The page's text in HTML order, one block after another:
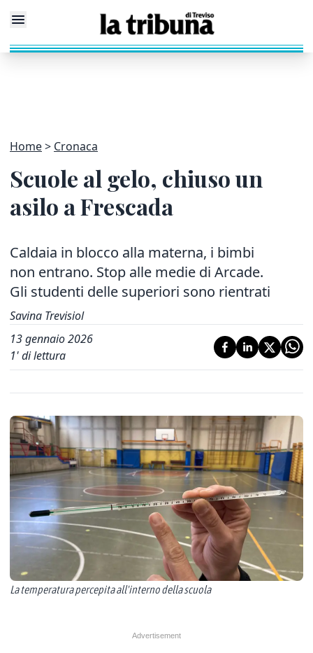
Home Cronaca
Scuole al gelo, chiuso un
asilo a Frescada
Caldaia in blocco alla materna, i bimbi
non entrano. Stop alle medie di Arcade.
Gli studenti delle superiori sono rientrati
Savina Trevisiol
13 gennaio 2026
1' di lettura
La temperatura percepita all'interno della scuola